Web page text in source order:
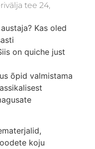
tee 24,
Kas oled
on quiche just
õpid valmistama
koju